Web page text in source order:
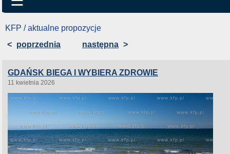
KFP / aktualne propozycje
< poprzednia następna >
GDAŃSK BIEGA I WYBIERA ZDROWIE
11 kwietnia 2026